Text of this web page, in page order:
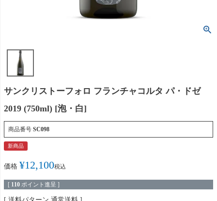
サンクリストーフォロ フランチャコルタ パ・ドゼ
2019 (750ml) [泡・白]
商品番号 SC098
新商品
価格 ¥12,100税込
[ 110 ポイント進呈 ]